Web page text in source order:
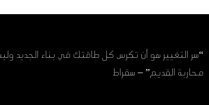
“سر التغيير هو أن تكرس كل طاقتك في بناء الجديد
محاربة القديم” – سقراط